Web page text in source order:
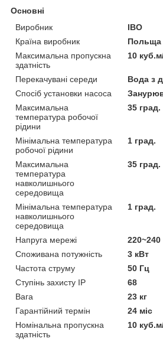
Основні
Виробник
IBO
Країна виробник
Польща
Максимальна пропускна
здатність
10
Перекачувані середи
Вода з
Спосіб установки насоса
Максимальна
температура робочої
рідини
35 град.
Мінімальна температура
робочої рідини
1 град.
Максимальна
температура
навколишнього
середовища
35 град.
Мінімальна температура
навколишнього
середовища
1 град.
Напруга мережі
Споживана потужність
3 кВт
Частота струму
50 Гц
Ступінь захисту IP
68
Вага
23 кг
Гарантійний термін
24 міс
Номінальна пропускна
здатність
10